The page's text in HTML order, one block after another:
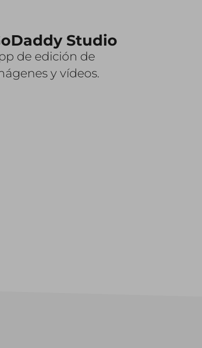
Studio
de edición de
y vídeos.